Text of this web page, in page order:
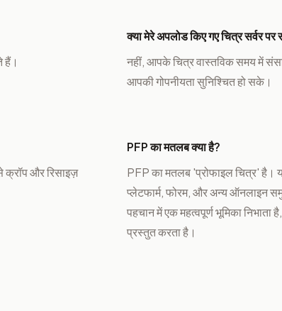
हैं।
क्या मेरे अपलोड किए गए चित्र सर्वर पर
नहीं, आपके चित्र वास्तविक समय में
आपकी गोपनीयता सुनिश्चित हो सके।
क्रॉप और रिसाइज़
PFP का मतलब क्या है?
PFP का मतलब 'प्रोफाइल चित्र' है।
प्लेटफार्म, फोरम, और अन्य ऑनलाइन
पहचान में एक महत्वपूर्ण भूमिका निभाता
प्रस्तुत करता है।